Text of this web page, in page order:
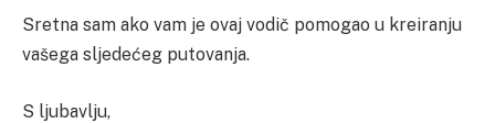
Sretna sam ako vam je ovaj vodič pomogao u kreiranju
vašega sljedećeg putovanja.
S ljubavlju,